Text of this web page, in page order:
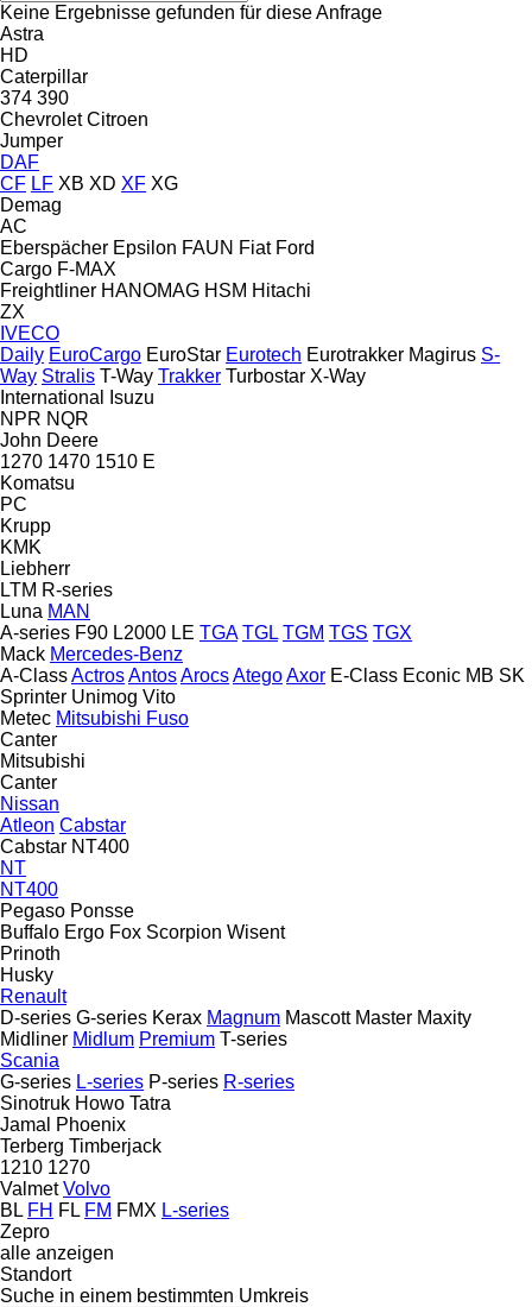
Keine Ergebnisse gefunden für diese Anfrage
Astra
HD
Caterpillar
374 390
Chevrolet Citroen
Jumper
DAF
CF LF XB XD XF XG
Demag
AC
Eberspächer Epsilon FAUN Fiat Ford
Cargo F-MAX
Freightliner HANOMAG HSM Hitachi
ZX
IVECO
Daily EuroCargo EuroStar Eurotech Eurotrakker Magirus S-
Way Stralis T-Way Trakker Turbostar X-Way
International
Isuzu
NPR NQR
John Deere
1270 1470 1510 E
Komatsu
PC
Krupp
KMK
Liebherr
LTM R-series
Luna MAN
A-series F90 L2000 LE TGA TGL TGM TGS TGX
Mack Mercedes-Benz
A-ClassActrosAntosArocsAtegoAxor E-Class Econic MB SK
Sprinter Unimog Vito
Metec Mitsubishi Fuso
Canter
Mitsubishi
Canter
Nissan
Atleon Cabstar
Cabstar NT400
NT
NT400
Pegaso Ponsse
Buffalo Ergo Fox Scorpion Wisent
Prinoth
Husky
Renault
D-series G-series Kerax Magnum Mascott Master Maxity
Midliner Midlum Premium T-series
Scania
G-series L-series P-series R-series
Sinotruk Howo Tatra
Jamal
Phoenix
Terberg Timberjack
1210 1270
Valmet Volvo
BL FH FL FM FMX L-series
Zepro
alle anzeigen
Standort
Suche in einem bestimmten Umkreis